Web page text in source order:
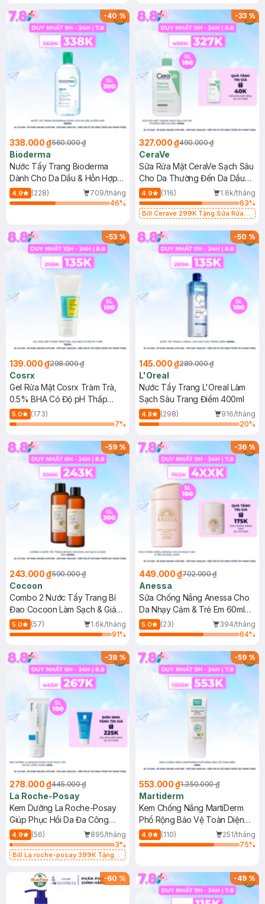
-40%
338.000 ₫560.000 ₫
Bioderma
Nước Tẩy Trang Bioderma
Dành Cho Da Dầu & Hỗn Hợp
500ml
4.9 (228)
709/tháng
46%
-33%
327.000 ₫490.000 ₫
CeraVe
Sữa Rửa Mặt CeraVe Sạch Sâu
Cho Da Thường Đến Da Dầu
473ml
4.9 (116)
1.6k/tháng
63%
Bill Cerave 299K Tặng Sữa Rửa
-53%
139.000 ₫298.000 ₫
Cosrx
Gel Rửa Mặt Cosrx Tràm Trà,
0.5% BHA Có Độ pH Thấp
150ml
5.0
(173)
7%
-50%
145.000 ₫289.000 ₫
L'Oreal
Nước Tẩy Trang L'Oreal Làm
Sạch Sâu Trang Điểm 400ml
4.8 (298)
916/tháng
20%
-59%
243.000 ₫590.000 ₫
Cocoon
Combo 2 Nước Tẩy Trang Bí
Đao Cocoon Làm Sạch & Giảm
Dầu 500ml
5.0 (57)
1.6k/tháng
91%
-36%
449.000 ₫702.000 ₫
Anessa
Sữa Chống Nắng Anessa Cho
Da Nhạy Cảm & Trẻ Em 60ml
(Mới)
5.0 (23)
394/tháng
64%
-38%
278.000 ₫445.000 ₫
La Roche-Posay
Kem Dưỡng La Roche-Posay
Giúp Phục Hồi Da Đa Công
Dụng 40ml
4.9 (56)
895/tháng
3%
Bill La roche-posay 399K Tặng
(SL có hạn)
-59%
553.000 ₫1.350.000 ₫
Martiderm
Kem Chống Nắng MartiDerm
Phổ Rộng Bảo Vệ Toàn Diện
40ml
4.9 (110)
251/tháng
75%
-60 % -49%